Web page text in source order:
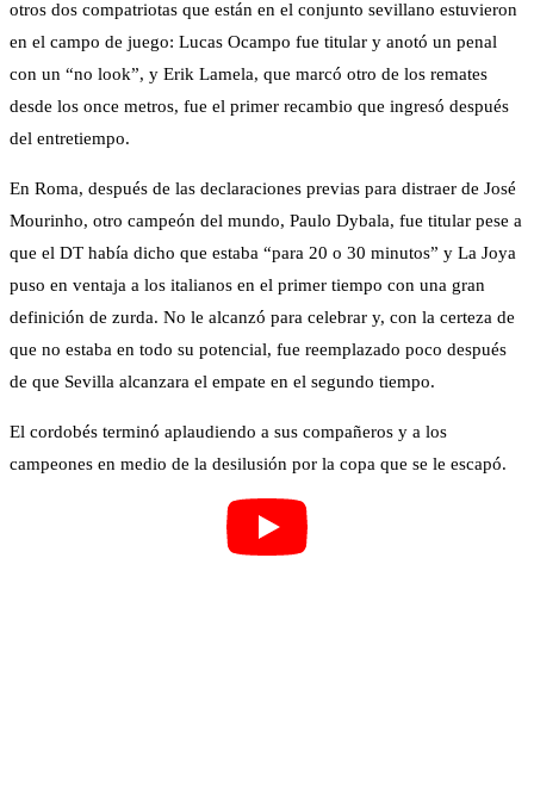
otros dos compatriotas que están en el conjunto sevillano estuvieron
en el campo de juego: Lucas Ocampo fue titular y anotó un penal
con un “no look”, y Erik Lamela, que marcó otro de los remates
desde los once metros, fue el primer recambio que ingresó después
del entretiempo.
En Roma, después de las declaraciones previas para distraer de José
Mourinho, otro campeón del mundo, Paulo Dybala, fue titular pese a
que el DT había dicho que estaba “para 20 o 30 minutos” y La Joya
puso en ventaja a los italianos en el primer tiempo con una gran
definición de zurda. No le alcanzó para celebrar y, con la certeza de
que no estaba en todo su potencial, fue reemplazado poco después
de que Sevilla alcanzara el empate en el segundo tiempo.
El cordobés terminó aplaudiendo a sus compañeros y a los
campeones en medio de la desilusión por la copa que se le escapó.